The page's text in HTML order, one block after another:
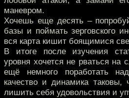
маневром.
Хочешь еще десять –
базы и поймать зерговского
вся карта кишит боящимися
В итоге после изучения
уровня хочется не рваться
ещё немного поработать
качество и динамика таковы,
лишить себя удовольствия и